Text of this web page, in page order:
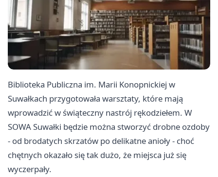
Biblioteka Publiczna im. Marii Konopnickiej w
Suwałkach przygotowała warsztaty, które mają
wprowadzić w świąteczny nastrój rękodziełem. W
SOWA Suwałki będzie można stworzyć drobne ozdoby
- od brodatych skrzatów po delikatne anioły - choć
chętnych okazało się tak dużo, że miejsca już się
wyczerpały.